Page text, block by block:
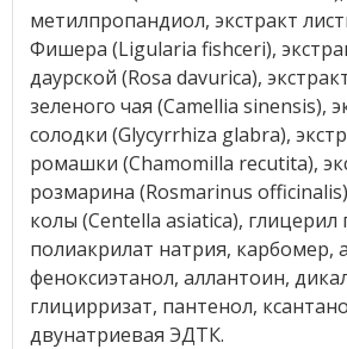
метилпропандиол, экстракт
Фишера (Ligularia fishceri),
даурской (Rosa davurica),
зеленого чая (Camellia sinensis),
солодки (Glycyrrhiza glabra),
ромашки (Chamomilla recutita),
розмарина (Rosmarinus
колы (Centella asiatica), глицерил
полиакрилат натрия, карбомер,
феноксиэтанол, аллантоин,
глицирризат, пантенол,
двунатриевая ЭДТК.